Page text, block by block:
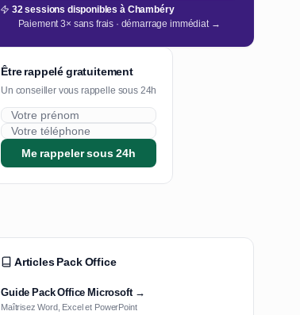
32 sessions disponibles à Chambéry
Paiement 3× sans frais · démarrage immédiat →
Être rappelé gratuitement
Un conseiller vous rappelle sous 24h
Me rappeler sous 24h
Articles Pack Office
Guide Pack Office Microsoft →
Maîtrisez Word, Excel et PowerPoint